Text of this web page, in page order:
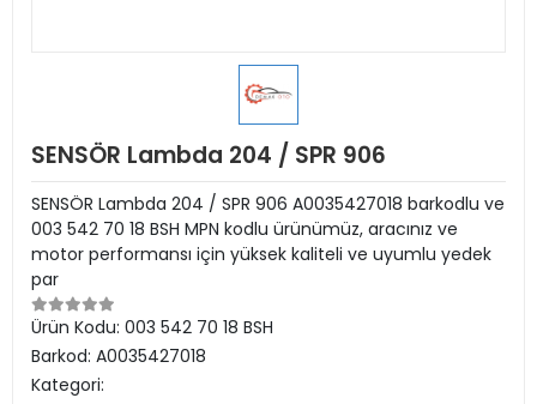
SENSÖR Lambda 204 / SPR 906
SENSÖR Lambda 204 / SPR 906 A0035427018 barkodlu ve
003 542 70 18 BSH MPN kodlu ürünümüz, aracınız ve
motor performansı için yüksek kaliteli ve uyumlu yedek
par
Ürün Kodu: 003 542 70 18 BSH
Barkod: A0035427018
Kategori: